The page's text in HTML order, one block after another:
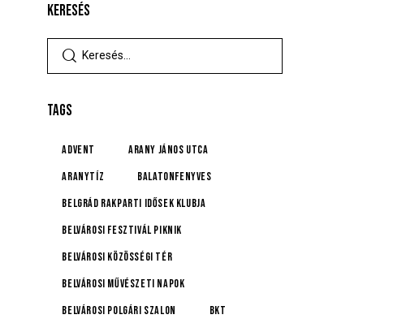
KERESÉS
TAGS
advent
Arany János utca
Aranytíz
Balatonfenyves
Belgrád Rakparti Idősek Klubja
Belvárosi Fesztivál Piknik
Belvárosi Közösségi Tér
Belvárosi Művészeti Napok
Belvárosi Polgári Szalon
BKT